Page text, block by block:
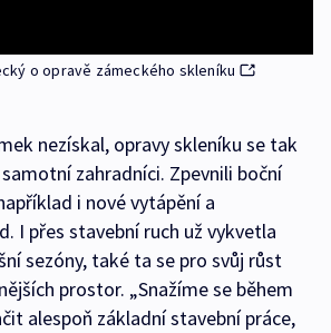
o opravě zámeckého skleníku
nezískal, opravy skleníku se tak
zahradníci. Zpevnili boční
i nové vytápění a
I přes stavební ruch už vykvetla
sezóny, také ta se pro svůj růst
prostor. „Snažíme se během
alespoň základní stavební práce,